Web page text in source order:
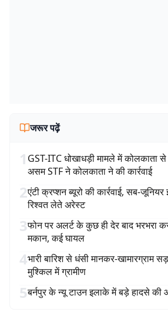
जरूर पढ़ें
1 GST-ITC धोखाधड़ी मामले में कोलकाता से
असम STF ने कोलकाता ने की कार्रवाई
2एंटी क्रप्शन ब्यूरो की कार्रवाई, सब-
रिश्वत लेते अरेस्ट
3फोन पर अलर्ट के कुछ ही देर बाद भरभरा
मकान, कई घायल
4भारी बारिश से धंसी मानकर-खामारग्राम
मुश्किल में ग्रामीण
5बर्नपुर के न्यू टाउन इलाके में बड़े हादसे की